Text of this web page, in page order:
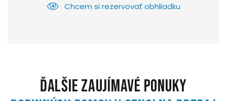
Chcem si rezervovať obhliadku
Ďalšie zaujímavé ponuky